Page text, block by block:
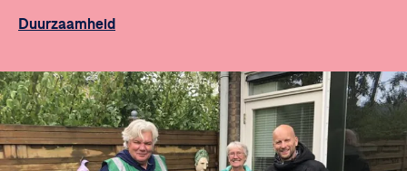
Duurzaamheid